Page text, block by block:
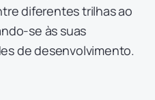
diferentes trilhas ao
se às suas
de desenvolvimento.